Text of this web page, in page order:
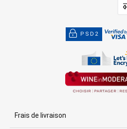
PSD2
Frais de livraison